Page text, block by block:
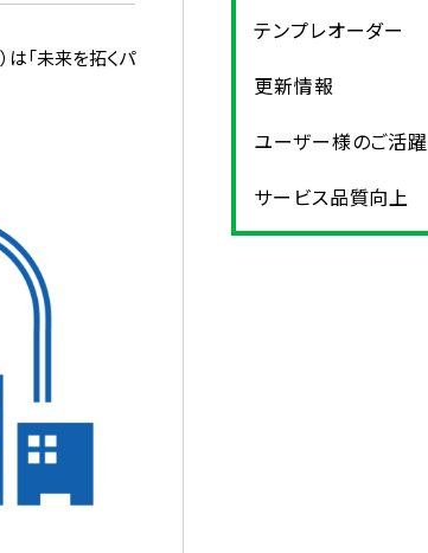
「未来を拓くパ
テンプレオーダー
更新情報
ユーザー様のご活躍
サービス品質向上